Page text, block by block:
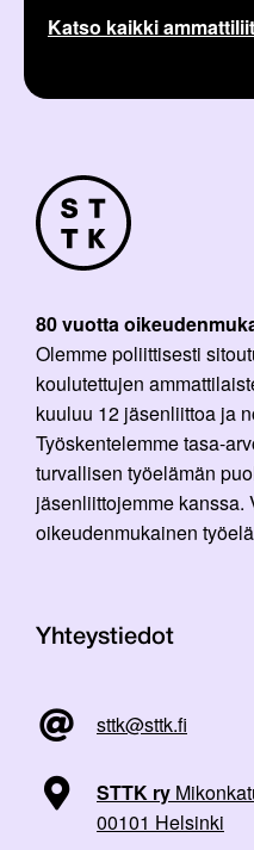
Katso kaikki
80 vuotta
Olemme poliittisesti
koulutettujen
kuuluu 12 jäsenliittoa ja
Työskentelemme tasa-
turvallisen työelämän
jäsenliittojemme kanssa.
oikeudenmukainen
Yhteystiedot
sttk@sttk.fi
STTK ry
00101 Helsinki